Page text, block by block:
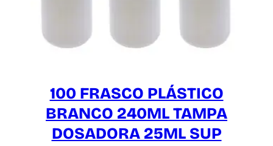
100 FRASCO PLÁSTICO
BRANCO 240ML TAMPA
DOSADORA 25ML SUP